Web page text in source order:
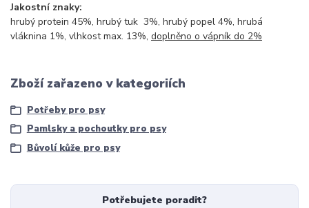
Jakostní znaky:
hrubý protein 45%, hrubý tuk 3%, hrubý popel 4%, hrubá
vláknina 1%, vlhkost max. 13%, doplněno o vápník do 2%
Zboží zařazeno v kategoriích
Potřeby pro psy
Pamlsky a pochoutky pro psy
Bůvolí kůže pro psy
Potřebujete poradit?